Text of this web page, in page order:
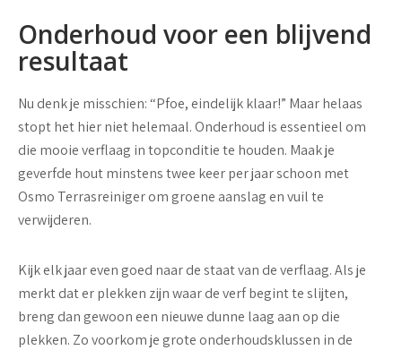
Onderhoud voor een blijvend
resultaat
Nu denk je misschien: “Pfoe, eindelijk klaar!” Maar helaas
stopt het hier niet helemaal. Onderhoud is essentieel om
die mooie verflaag in topconditie te houden. Maak je
geverfde hout minstens twee keer per jaar schoon met
Osmo Terrasreiniger om groene aanslag en vuil te
verwijderen.
Kijk elk jaar even goed naar de staat van de verflaag. Als je
merkt dat er plekken zijn waar de verf begint te slijten,
breng dan gewoon een nieuwe dunne laag aan op die
plekken. Zo voorkom je grote onderhoudsklussen in de